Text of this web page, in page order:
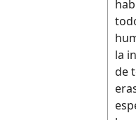
la
de